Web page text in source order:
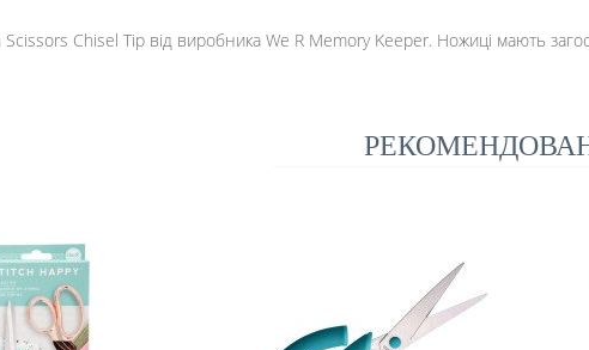
Chisel Tip від виробника We R Memory Keeper. Ножиці мають